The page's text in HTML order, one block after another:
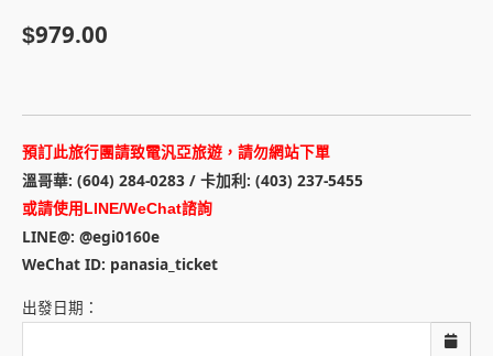
$979.00
預訂此旅行團請致電汎亞旅遊，請勿網站下單
溫哥華: (604) 284-0283 / 卡加利: (403) 237-5455
或請使用LINE/WeChat諮詢
LINE@: @egi0160e
WeChat ID: panasia_ticket
出發日期：